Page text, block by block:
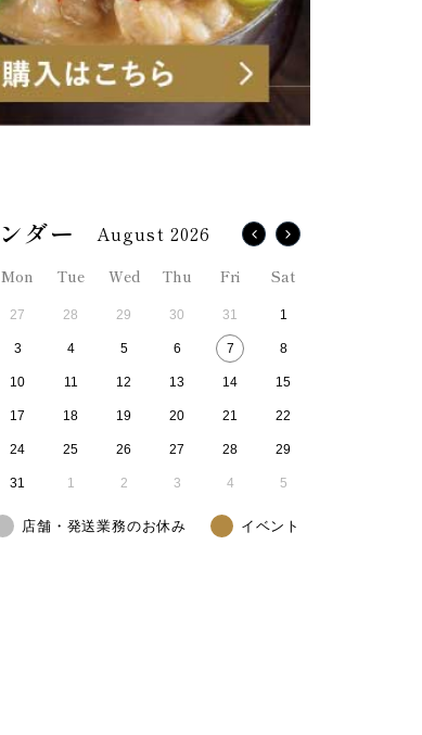
August 2026
Mon Tue Wed Thu Fri Sat
27 28 29 30 31 1
3 4 5 6 7 8
10 11 12 13 14 15
17 18 19 20 21 22
24 25 26 27 28 29
31 1 2 3 4 5
店舗・発送業務のお休み イベント